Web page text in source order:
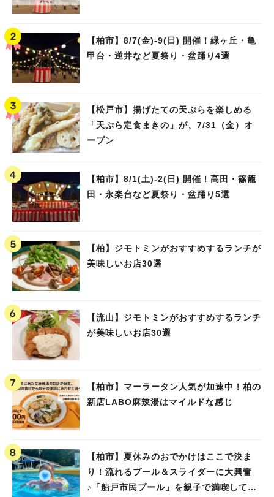
【柏市】8/7(金)‐9(日) 開催！緑ヶ丘・亀
甲台・逆井など夏祭り・盆踊り4選
【松戸市】揚げたての天ぷらを楽しめる
「天ぷら定食まきの」が、7/31（金）オ
ープン
【柏市】8/1(土)‐2(日) 開催！高田・篠籠
田・永楽台など夏祭り・盆踊り5選
【柏】ジモトミンがおすすめするランチが
美味しいお店30選
【流山】ジモトミンがおすすめするランチ
が美味しいお店30選
【柏市】マーラータン人気が加速中！柏の
新店LABO麻辣湯はマイルドな感じ
【柏市】夏休みのおでかけはここで決ま
り！流れるプール＆スライダーに大興奮
♪「船戸市民プール」を親子で満喫してき